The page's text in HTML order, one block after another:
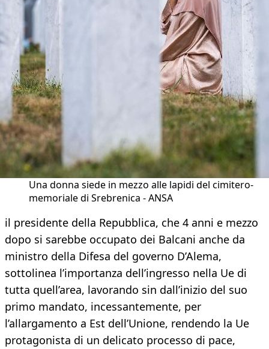
Una donna siede in mezzo alle lapidi del cimitero-
memoriale di Srebrenica - ANSA
il presidente della Repubblica, che 4 anni e mezzo
dopo si sarebbe occupato dei Balcani anche da
ministro della Difesa del governo D’Alema,
sottolinea l’importanza dell’ingresso nella Ue di
tutta quell’area, lavorando sin dall’inizio del suo
primo mandato, incessantemente, per
l’allargamento a Est dell’Unione, rendendo la Ue
protagonista di un delicato processo di pace,